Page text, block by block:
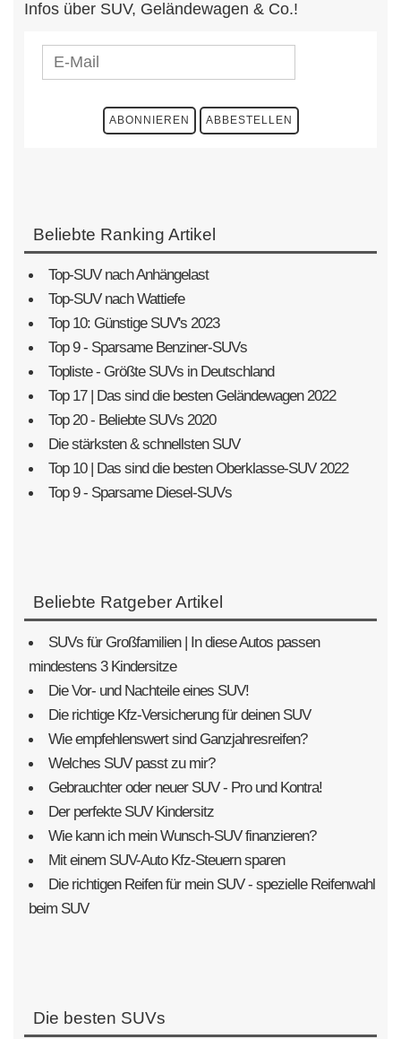
Infos über SUV, Geländewagen & Co.!
Beliebte Ranking Artikel
Top-SUV nach Anhängelast
Top-SUV nach Wattiefe
Top 10: Günstige SUV's 2023
Top 9 - Sparsame Benziner-SUVs
Topliste - Größte SUVs in Deutschland
Top 17 | Das sind die besten Geländewagen 2022
Top 20 - Beliebte SUVs 2020
Die stärksten & schnellsten SUV
Top 10 | Das sind die besten Oberklasse-SUV 2022
Top 9 - Sparsame Diesel-SUVs
Beliebte Ratgeber Artikel
SUVs für Großfamilien | In diese Autos passen
mindestens 3 Kindersitze
Die Vor- und Nachteile eines SUV!
Die richtige Kfz-Versicherung für deinen SUV
Wie empfehlenswert sind Ganzjahresreifen?
Welches SUV passt zu mir?
Gebrauchter oder neuer SUV - Pro und Kontra!
Der perfekte SUV Kindersitz
Wie kann ich mein Wunsch-SUV finanzieren?
Mit einem SUV-Auto Kfz-Steuern sparen
Die richtigen Reifen für mein SUV - spezielle Reifenwahl
beim SUV
Die besten SUVs